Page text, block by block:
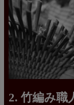
2. 竹編み職